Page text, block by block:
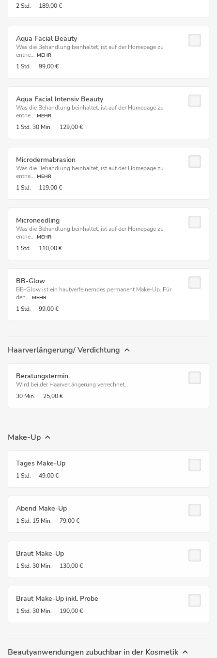
2 Std. 189,00 €
Aqua Facial Beauty
Was die Behandlung beinhaltet, ist auf der Homepage zu
entne... MEHR
1 Std. 99,00 €
Aqua Facial Intensiv Beauty
Was die Behandlung beinhaltet, ist auf der Homepage zu
entne... MEHR
1 Std. 30 Min. 129,00 €
Microdermabrasion
Was die Behandlung beinhaltet, ist auf der Homepage zu
entne... MEHR
1 Std. 119,00 €
Microneedling
Was die Behandlung beinhaltet, ist auf der Homepage zu
entne... MEHR
1 Std. 110,00 €
BB-Glow
BB-Glow ist ein hautverfeinerndes permanent Make-Up. Für
den... MEHR
1 Std. 99,00 €
Haarverlängerung/ Verdichtung
Beratungstermin
Wird bei der Haarverlängerung verrechnet.
30 Min.
25,00 €
Make-Up
Tages Make-Up
1 Std. 49,00 €
Abend Make-Up
1 Std. 15 Min. 79,00 €
Braut Make-Up
1 Std. 30 Min. 130,00 €
Braut Make-Up inkl. Probe
1 Std. 30 Min. 190,00 €
Beautyanwendungen zubuchbar in der Kosmetik